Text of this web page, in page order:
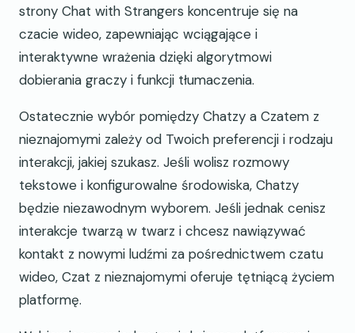
strony Chat with Strangers koncentruje się na
czacie wideo, zapewniając wciągające i
interaktywne wrażenia dzięki algorytmowi
dobierania graczy i funkcji tłumaczenia.
Ostatecznie wybór pomiędzy Chatzy a Czatem z
nieznajomymi zależy od Twoich preferencji i rodzaju
interakcji, jakiej szukasz. Jeśli wolisz rozmowy
tekstowe i konfigurowalne środowiska, Chatzy
będzie niezawodnym wyborem. Jeśli jednak cenisz
interakcje twarzą w twarz i chcesz nawiązywać
kontakt z nowymi ludźmi za pośrednictwem czatu
wideo, Czat z nieznajomymi oferuje tętniącą życiem
platformę.